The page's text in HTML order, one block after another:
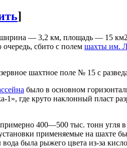
]
— 3,2 км, площадь — 15
очередь, сбито с полем шахты им.
шахтное поле № 15 с
было в основном
где круто наклонный пласт
400—500 тыс. тонн угля
применяемые на шахте
была рыжего цвета из-за